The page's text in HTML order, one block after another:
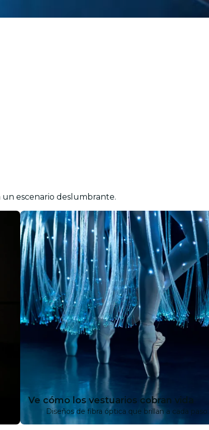
un escenario deslumbrante.
Ve cómo los vestuarios cobran vida
Diseños de fibra óptica que brillan a cada paso.